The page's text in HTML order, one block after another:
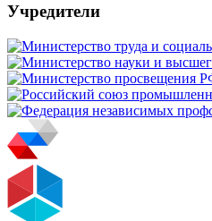
Учредители